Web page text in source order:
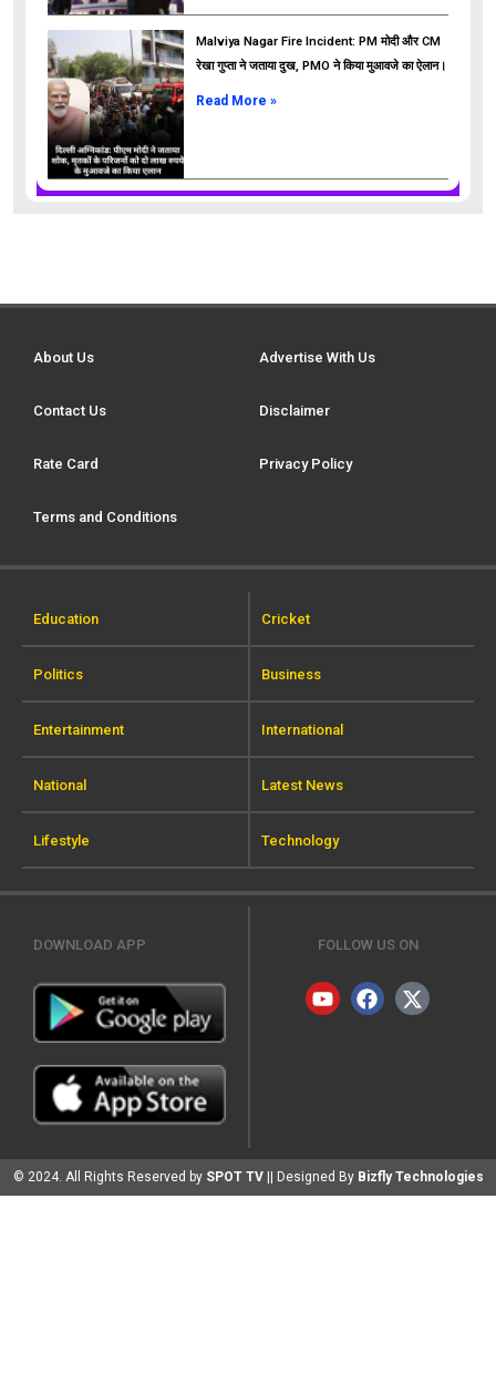
Malviya Nagar Fire Incident: PM मोदी और CM
रेखा गुप्ता ने जताया दुख, PMO ने किया मुआवजे का ऐलान।
Read More »
About Us Advertise With Us
Contact Us Disclaimer
Rate Card Privacy Policy
Terms and Conditions
Education Cricket
Politics Business
Entertainment International
National Latest News
Lifestyle Technology
DOWNLOAD APP FOLLOW US ON
© 2024. All Rights Reserved by SPOT TV || Designed By Bizfly Technologies